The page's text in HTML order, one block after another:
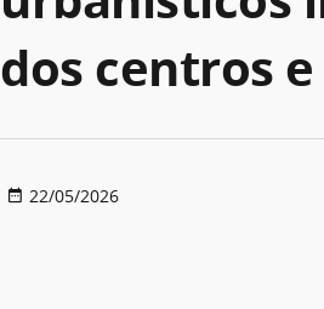
dos centros
22/05/2026